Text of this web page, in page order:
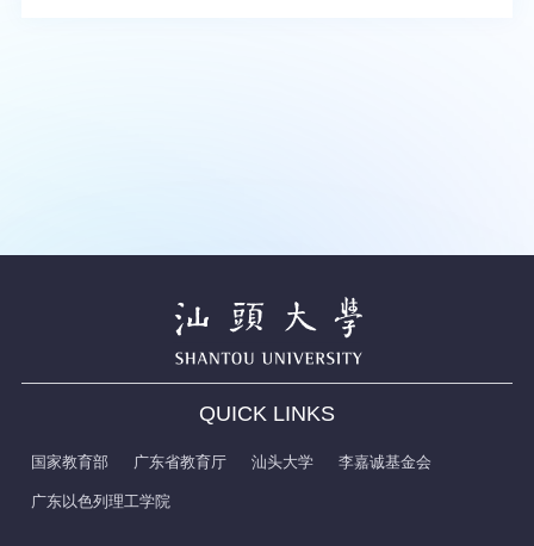
QUICK LINKS
国家教育部 广东省教育厅 汕头大学 李嘉诚基金会
广东以色列理工学院